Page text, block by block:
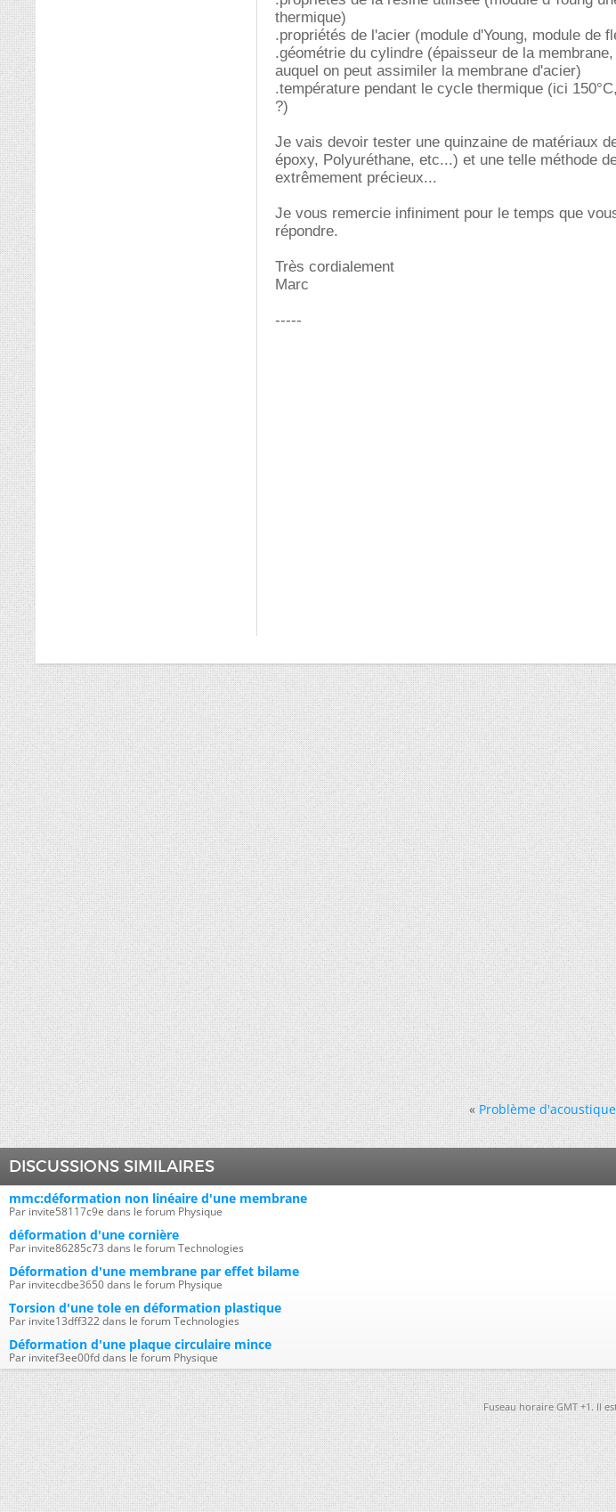
thermique)
.propriétés de l'acier (module d'Young, module de
.géométrie du cylindre (épaisseur de la
auquel on peut assimiler la membrane d'acier)
.température pendant le cycle thermique (ici
?)
Je vais devoir tester une quinzaine de matériaux
époxy, Polyuréthane, etc...) et une telle méthode
extrêmement précieux...
Je vous remercie infiniment pour le temps que
répondre.
Très cordialement
Marc
-----
« Problème d'acoustique
DISCUSSIONS SIMILAIRES
mmc:déformation non linéaire d'une membrane
Par invite58117c9e dans le forum Physique
déformation d'une cornière
Par invite86285c73 dans le forum Technologies
Déformation d'une membrane par effet bilame
Par invitecdbe3650 dans le forum Physique
Torsion d'une tole en déformation plastique
Par invite13dff322 dans le forum Technologies
Déformation d'une plaque circulaire mince
Par invitef3ee00fd dans le forum Physique
Fuseau horaire GMT +1. Il